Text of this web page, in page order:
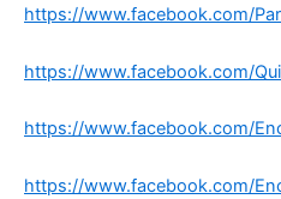
https://www.facebook.com/
https://www.facebook.com/
https://www.facebook.com/
https://www.facebook.com/